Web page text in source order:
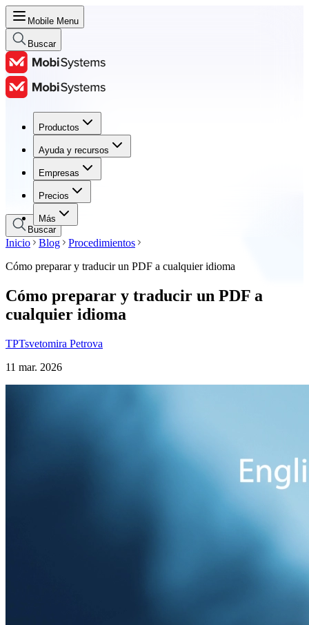
Mobile Menu
Buscar
Productos
Ayuda y recursos
Empresas
Precios
Más
Productos
Ayuda y recursos
Empresas
Precios
Buscar
Inicio Blog
Procedimientos
Cómo preparar y traducir un PDF a cualquier idioma
Cómo preparar y traducir un PDF a
cualquier idioma
TPTsvetomira Petrova
11 mar. 2026